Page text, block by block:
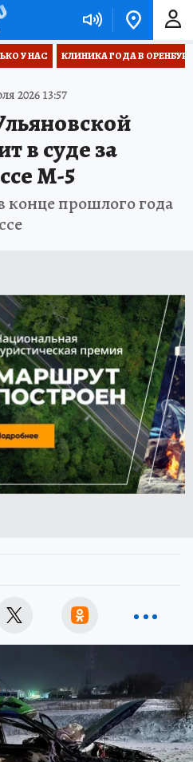
У НАС КЛИНИКА ГОДА В
2026 13:57
в суде за
М-5
конце прошлого года